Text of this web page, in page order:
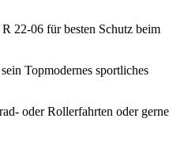
22-06 für besten Schutz beim
Topmodernes sportliches
oder Rollerfahrten oder gerne